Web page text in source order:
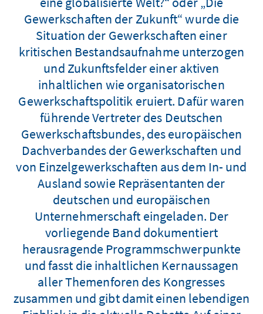
Gewerkschaften der Zukunft“ wurde die
Situation der Gewerkschaften einer
kritischen Bestandsaufnahme unterzogen
und Zukunftsfelder einer aktiven
inhaltlichen wie organisatorischen
Gewerkschaftspolitik eruiert. Dafür waren
führende Vertreter des Deutschen
Gewerkschaftsbundes, des europäischen
Dachverbandes der Gewerkschaften und
von Einzelgewerkschaften aus dem In- und
Ausland sowie Repräsentanten der
deutschen und europäischen
Unternehmerschaft eingeladen. Der
vorliegende Band dokumentiert
herausragende Programmschwerpunkte
und fasst die inhaltlichen Kernaussagen
aller Themenforen des Kongresses
zusammen und gibt damit einen lebendigen